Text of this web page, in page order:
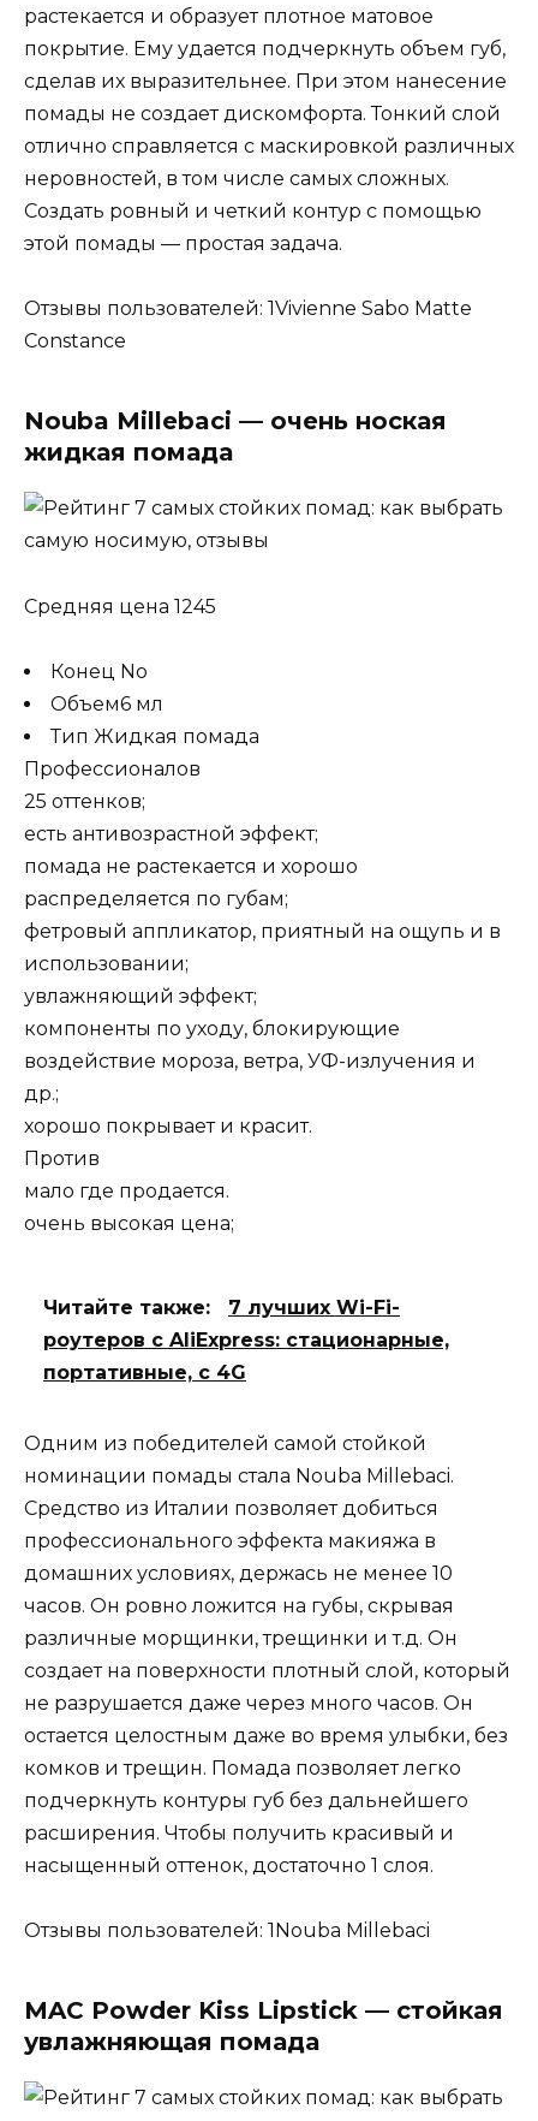
растекается и образует плотное матовое
покрытие. Ему удается подчеркнуть объем губ,
сделав их выразительнее. При этом нанесение
помады не создает дискомфорта. Тонкий слой
отлично справляется с маскировкой различных
неровностей, в том числе самых сложных.
Создать ровный и четкий контур с помощью
этой помады — простая задача.
Отзывы пользователей: 1Vivienne Sabo Matte
Constance
Nouba Millebaci — очень ноская
жидкая помада
Средняя цена 1245
Конец No
Объем6 мл
Тип Жидкая помада
Профессионалов
25 оттенков;
есть антивозрастной эффект;
помада не растекается и хорошо
распределяется по губам;
фетровый аппликатор, приятный на ощупь и в
использовании;
увлажняющий эффект;
компоненты по уходу, блокирующие
воздействие мороза, ветра, УФ-излучения и
др.;
хорошо покрывает и красит.
Против
мало где продается.
очень высокая цена;
Читайте также:
7 лучших Wi-Fi-
роутеров с AliExpress: стационарные,
портативные, с 4G
Одним из победителей самой стойкой
номинации помады стала Nouba Millebaci.
Средство из Италии позволяет добиться
профессионального эффекта макияжа в
домашних условиях, держась не менее 10
часов. Он ровно ложится на губы, скрывая
различные морщинки, трещинки и т.д. Он
создает на поверхности плотный слой, который
не разрушается даже через много часов. Он
остается целостным даже во время улыбки, без
комков и трещин. Помада позволяет легко
подчеркнуть контуры губ без дальнейшего
расширения. Чтобы получить красивый и
насыщенный оттенок, достаточно 1 слоя.
Отзывы пользователей: 1Nouba Millebaci
MAC Powder Kiss Lipstick — стойкая
увлажняющая помада